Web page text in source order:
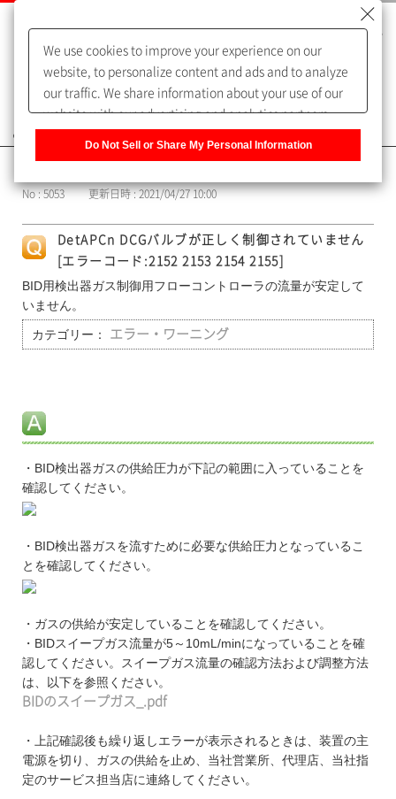
よくあるご質問（FAQ）
No : 5053 更新日時 : 2021/04/27 10:00
DetAPCn DCGバルブが正しく制御されていません
[エラーコード:2152 2153 2154 2155]
BID用検出器ガス制御用フローコントローラの流量が安定して
いません。
カテゴリー： エラー・ワーニング
・BID検出器ガスの供給圧力が下記の範囲に入っていることを
確認してください。
・BID検出器ガスを流すために必要な供給圧力となっているこ
とを確認してください。
・ガスの供給が安定していることを確認してください。
・BIDスイープガス流量が5～10mL/minになっていることを確
認してください。スイープガス流量の確認方法および調整方法
は、以下を参照ください。
BIDのスイープガス_.pdf
・上記確認後も繰り返しエラーが表示されるときは、装置の主
電源を切り、ガスの供給を止め、当社営業所、代理店、当社指
定のサービス担当店に連絡してください。
We use cookies to improve your experience on our
website, to personalize content and ads and to analyze
our traffic. We share information about your use of our
website with our advertising and analytics partners,
of our sharing information about you with our partners.
Information] to customize your cookie settings on our
website.Privacy Policy
Do Not Sell or Share My Personal Information